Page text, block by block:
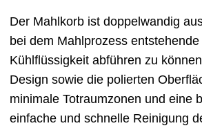
Der Mahlkorb ist doppelwandig
bei dem Mahlprozess
Kühlflüssigkeit abführen zu
Design sowie die polierten
minimale Totraumzonen und eine
einfache und schnelle Reinigung